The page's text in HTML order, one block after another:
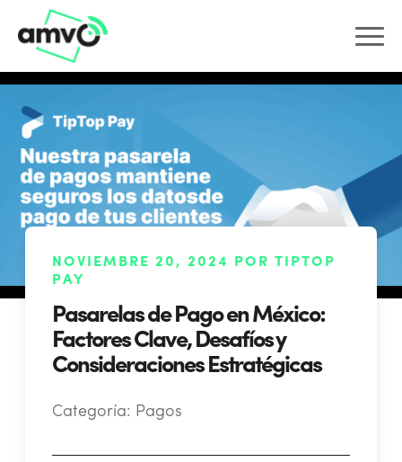
NOVIEMBRE 20, 2024 POR TIPTOP
PAY
Pasarelas de Pago en México:
Factores Clave, Desafíos y
Consideraciones Estratégicas
Categoría: Pagos